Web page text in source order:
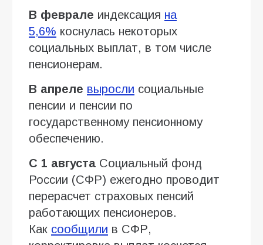
В феврале индексация на
5,6% коснулась некоторых
социальных выплат, в том числе
пенсионерам.
В апреле выросли социальные
пенсии и пенсии по
государственному пенсионному
обеспечению.
С 1 августа Социальный фонд
России (СФР) ежегодно проводит
перерасчет страховых пенсий
работающих пенсионеров.
Как сообщили в СФР,